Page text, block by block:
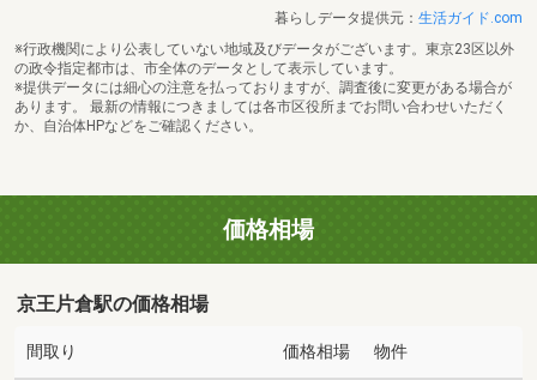
暮らしデータ提供元： 生活ガイド.com
※行政機関により公表していない地域及びデータがございます。東京23区以外
の政令指定都市は、市全体のデータとして表示しています。
※提供データには細心の注意を払っておりますが、調査後に変更がある場合が
あります。 最新の情報につきましては各市区役所までお問い合わせいただく
か、自治体HPなどをご確認ください。
価格相場
京王片倉駅の価格相場
間取り 価格相場 物件